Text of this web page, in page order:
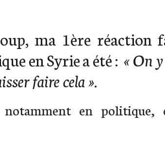
ma 1ère réaction
en Syrie a été : « On
faire cela ».
en politique,